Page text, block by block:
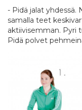
- Pidä jalat yhdessä.
samalla teet
aktiivisemman. Pyri
Pidä polvet